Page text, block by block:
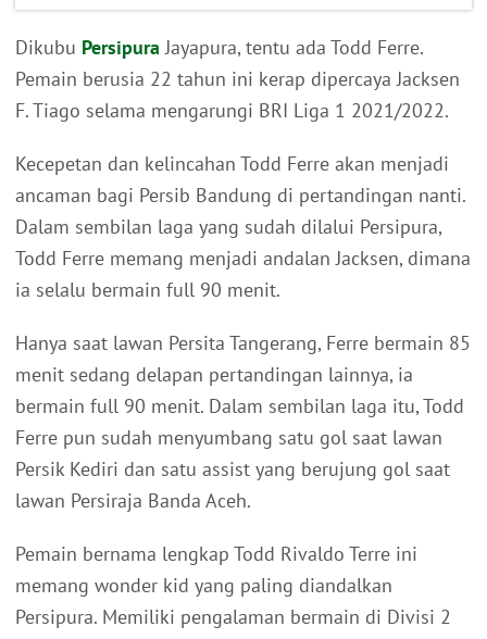
Dikubu Persipura Jayapura, tentu ada Todd Ferre.
Pemain berusia 22 tahun ini kerap dipercaya Jacksen
F. Tiago selama mengarungi BRI Liga 1 2021/2022.
Kecepetan dan kelincahan Todd Ferre akan menjadi
ancaman bagi Persib Bandung di pertandingan nanti.
Dalam sembilan laga yang sudah dilalui Persipura,
Todd Ferre memang menjadi andalan Jacksen, dimana
ia selalu bermain full 90 menit.
Hanya saat lawan Persita Tangerang, Ferre bermain 85
menit sedang delapan pertandingan lainnya, ia
bermain full 90 menit. Dalam sembilan laga itu, Todd
Ferre pun sudah menyumbang satu gol saat lawan
Persik Kediri dan satu assist yang berujung gol saat
lawan Persiraja Banda Aceh.
Pemain bernama lengkap Todd Rivaldo Terre ini
memang wonder kid yang paling diandalkan
Persipura. Memiliki pengalaman bermain di Divisi 2